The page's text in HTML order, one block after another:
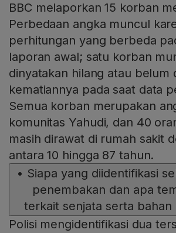
BBC melaporkan 15 korban
Perbedaan angka muncul
perhitungan yang berbeda
laporan awal; satu korban
dinyatakan hilang atau belum
kematiannya pada saat data
Semua korban merupakan
komunitas Yahudi, dan 40
masih dirawat di rumah sakit
antara 10 hingga 87 tahun.
• Siapa yang diidentifikasi
penembakan dan apa
terkait senjata serta bahan
Polisi mengidentifikasi dua